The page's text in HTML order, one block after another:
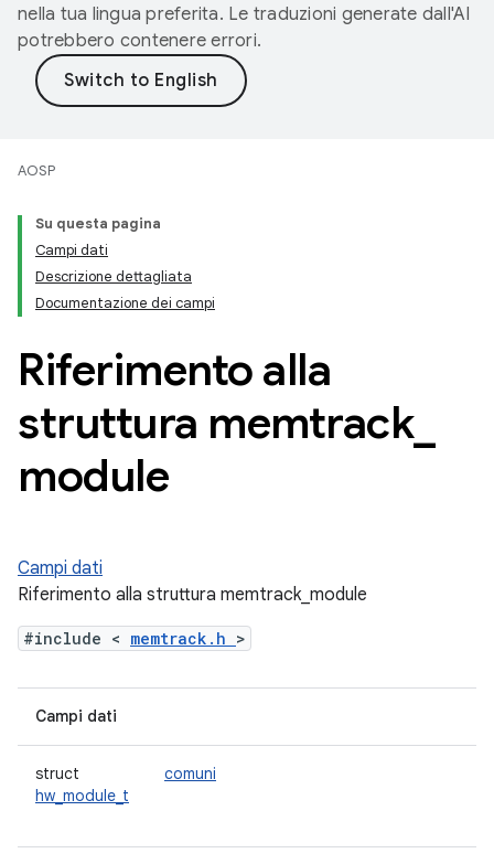
nella tua lingua preferita. Le traduzioni generate dall'AI
potrebbero contenere errori.
AOSP
Su questa pagina
Campi dati
Descrizione dettagliata
Documentazione dei campi
Riferimento alla
struttura memtrack_
module
Campi dati
Riferimento alla struttura memtrack_module
#include < memtrack.h >
Campi dati
struct
hw_module_t
comuni